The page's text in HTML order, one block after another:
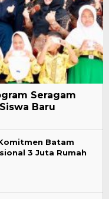
Seragam
Baru
Batam
3 Juta Rumah